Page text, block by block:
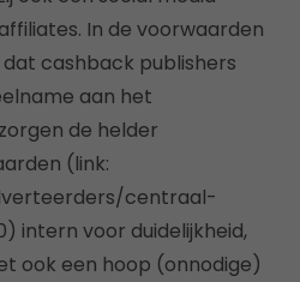
In de voorwaarden
cashback publishers
aan het
de helder
(link:
centraal-
intern voor duidelijkheid,
ook een hoop (onnodige)